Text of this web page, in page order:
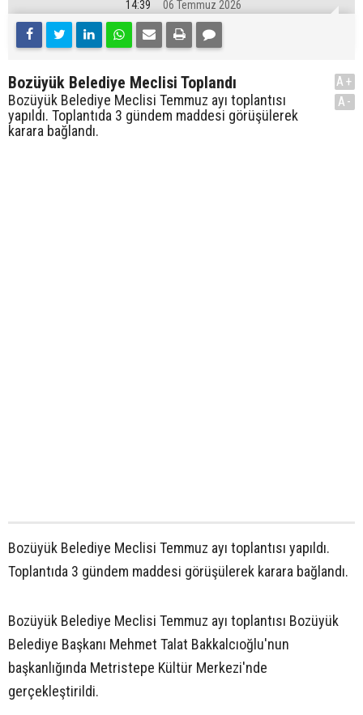
14:39 06 Temmuz 2026
Bozüyük Belediye Meclisi Toplandı
Bozüyük Belediye Meclisi Temmuz ayı toplantısı
yapıldı. Toplantıda 3 gündem maddesi görüşülerek
karara bağlandı.
A+
A-
Bozüyük Belediye Meclisi Temmuz ayı toplantısı yapıldı.
Toplantıda 3 gündem maddesi görüşülerek karara bağlandı.
Bozüyük Belediye Meclisi Temmuz ayı toplantısı Bozüyük
Belediye Başkanı Mehmet Talat Bakkalcıoğlu'nun
başkanlığında Metristepe Kültür Merkezi'nde
gerçekleştirildi.